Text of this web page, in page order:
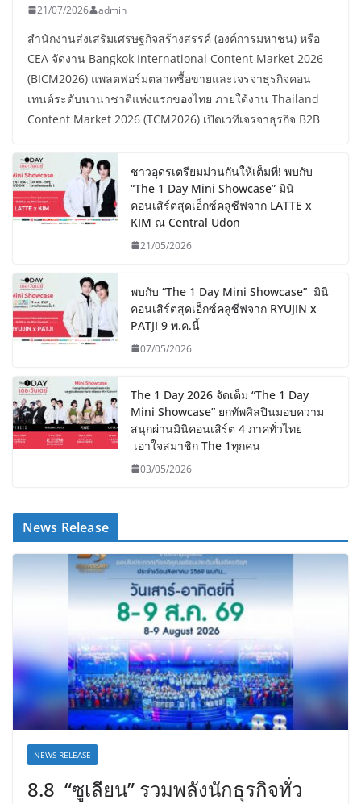
21/07/2026 admin
สำนักงานส่งเสริมเศรษฐกิจสร้างสรรค์ (องค์การมหาชน) หรือ
CEA จัดงาน Bangkok International Content Market 2026
(BICM2026) แพลตฟอร์มตลาดซื้อขายและเจรจาธุรกิจคอน
เทนต์ระดับนานาชาติแห่งแรกของไทย ภายใต้งาน Thailand
Content Market 2026 (TCM2026) เปิดเวทีเจรจาธุรกิจ B2B
ชาวอุดรเตรียมม่วนกันให้เต็มที่! พบกับ
“The 1 Day Mini Showcase” มินิ
คอนเสิร์ตสุดเอ็กซ์คลูซีฟจาก LATTE x
KIM ณ Central Udon
21/05/2026
พบกับ “The 1 Day Mini Showcase” มินิ
คอนเสิร์ตสุดเอ็กซ์คลูซีฟจาก RYUJIN x
PATJI 9 พ.ค.นี้
07/05/2026
The 1 Day 2026 จัดเต็ม “The 1 Day
Mini Showcase” ยกทัพศิลปินมอบความ
สนุกผ่านมินิคอนเสิร์ต 4 ภาคทั่วไทย
เอาใจสมาชิก The 1ทุกคน
03/05/2026
News Release
NEWS RELEASE
8.8 “ซูเลียน” รวมพลังนักธุรกิจทั่ว